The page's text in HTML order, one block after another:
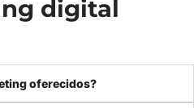
digital
oferecidos?